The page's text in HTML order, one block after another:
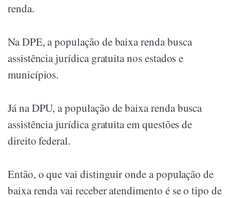
renda.
Na DPE, a população de baixa renda busca
assistência jurídica gratuita nos estados e
municípios.
Já na DPU, a população de baixa renda busca
assistência jurídica gratuita em questões de
direito federal.
Então, o que vai distinguir onde a população de
baixa renda vai receber atendimento é se o tipo de